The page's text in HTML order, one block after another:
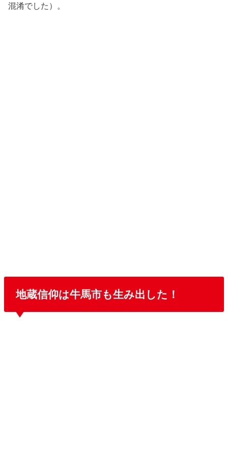
混淆でした）。
地蔵信仰は牛馬市も生み出した！